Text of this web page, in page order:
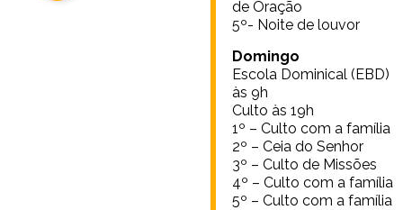
de Oração
5º- Noite de louvor
Domingo
Escola Dominical (EBD)
às 9h
Culto às 19h
1º – Culto com a família
2º – Ceia do Senhor
3º – Culto de Missões
4º – Culto com a família
5º – Culto com a família